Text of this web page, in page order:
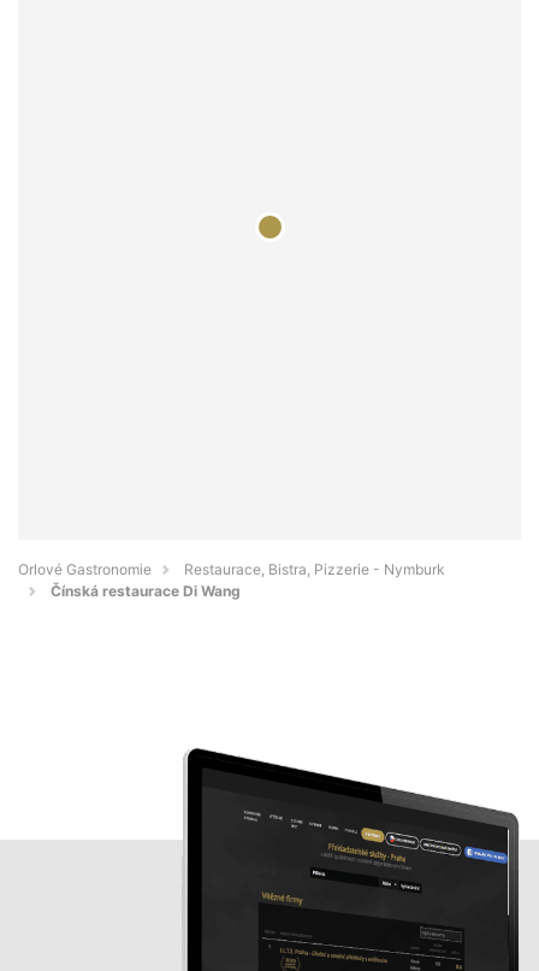
Orlové Gastronomie
Restaurace, Bistra, Pizzerie - Nymburk
Čínská restaurace Di Wang